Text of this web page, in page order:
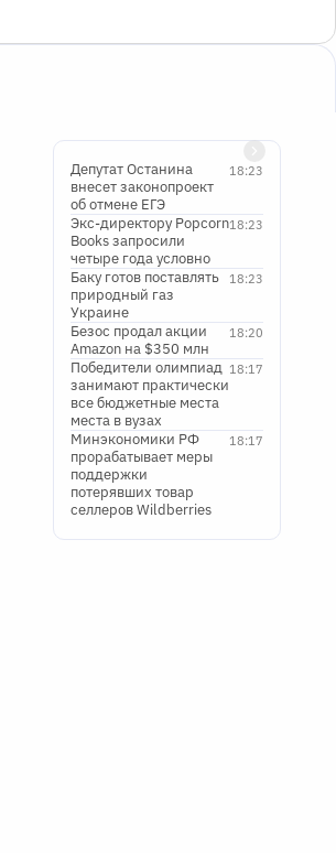
18:23
Депутат Останина
внесет законопроект
об отмене ЕГЭ
18:23
Экс-директору Popcorn
Books запросили
четыре года условно
18:23
Баку готов поставлять
природный газ
Украине
18:20
Безос продал акции
Amazon на $350 млн
18:17
Победители олимпиад
занимают практически
все бюджетные места
места в вузах
18:17
Минэкономики РФ
прорабатывает меры
поддержки
потерявших товар
селлеров Wildberries